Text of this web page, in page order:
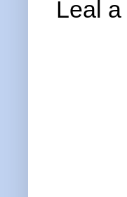
Leal